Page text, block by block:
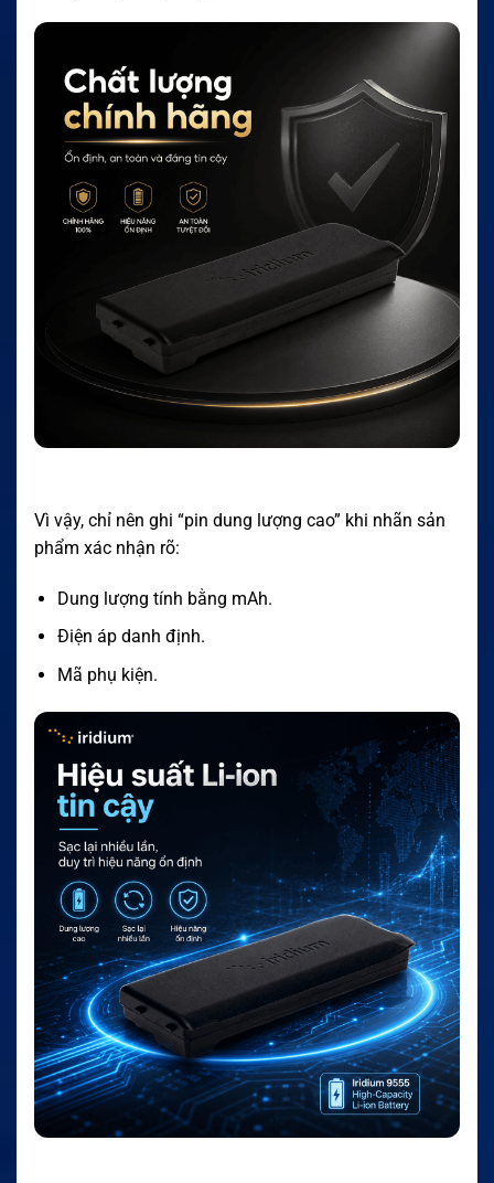
Vì vậy, chỉ nên ghi “pin dung lượng cao” khi nhãn sản
phẩm xác nhận rõ:
Dung lượng tính bằng mAh.
Điện áp danh định.
Mã phụ kiện.